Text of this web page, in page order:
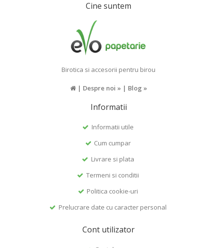
Cine suntem
Birotica si accesorii pentru birou
| Despre noi » | Blog »
Informatii
Informatii utile
Cum cumpar
Livrare si plata
Termeni si conditii
Politica cookie-uri
Prelucrare date cu caracter personal
Cont utilizator